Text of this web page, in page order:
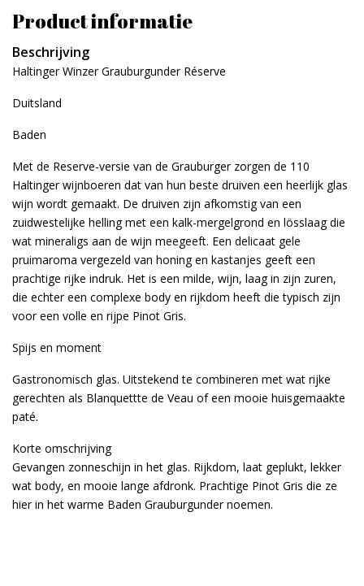
Product informatie
Beschrijving
Haltinger Winzer Grauburgunder Réserve
Duitsland
Baden
Met de Reserve-versie van de Grauburger zorgen de 110
Haltinger wijnboeren dat van hun beste druiven een heerlijk glas
wijn wordt gemaakt. De druiven zijn afkomstig van een
zuidwestelijke helling met een kalk-mergelgrond en lösslaag die
wat mineraligs aan de wijn meegeeft. Een delicaat gele
pruimaroma vergezeld van honing en kastanjes geeft een
prachtige rijke indruk. Het is een milde, wijn, laag in zijn zuren,
die echter een complexe body en rijkdom heeft die typisch zijn
voor een volle en rijpe Pinot Gris.
Spijs en moment
Gastronomisch glas. Uitstekend te combineren met wat rijke
gerechten als Blanquettte de Veau of een mooie huisgemaakte
paté.
Korte omschrijving
Gevangen zonneschijn in het glas. Rijkdom, laat geplukt, lekker
wat body, en mooie lange afdronk. Prachtige Pinot Gris die ze
hier in het warme Baden Grauburgunder noemen.